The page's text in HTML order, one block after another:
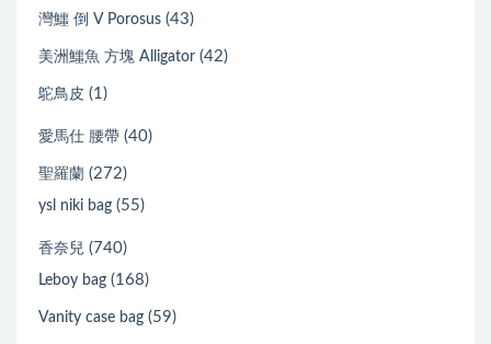
灣鱷 倒 V Porosus (43)
美洲鱷魚 方塊 Alligator (42)
鴕鳥皮 (1)
愛馬仕 腰帶 (40)
聖羅蘭 (272)
ysl niki bag (55)
香奈兒 (740)
Leboy bag (168)
Vanity case bag (59)